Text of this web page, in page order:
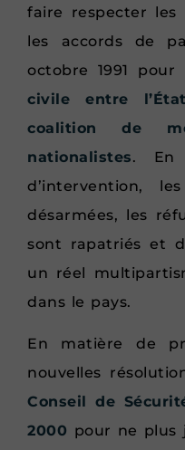
faire respecter les
les accords de
octobre 1991 pour
civile entre
coalition de
nationalistes. En
d’intervention,
désarmées, les
sont rapatriés et
un réel
dans le pays.
En matière de
nouvelles
Conseil de
2000 pour ne plus